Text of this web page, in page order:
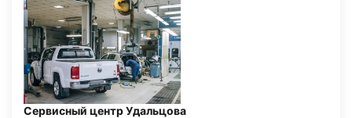
Сервисный центр Удальцова